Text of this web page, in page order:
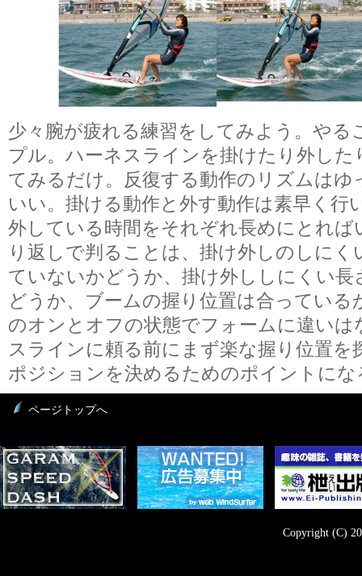
少々腕が疲れる練習をしてみよう。やる
プル。ハーネスラインを掛けたり外した
てみるだけ。反復する動作のリズムはゆ
いい。掛ける動作と外す動作は素早く行
外している時間をそれぞれ長めにとれば
り返しで判ることは、掛け外しのしに
ていないかどうか、掛け外ししにくい
どうか、ブームの握り位置は合っている
のオンとオフの状態でフォームに違いは
スラインに頼る前にまず楽な握り位置を
ポジションを決めるためのポイントに
ページトップへ
Copyright (C)